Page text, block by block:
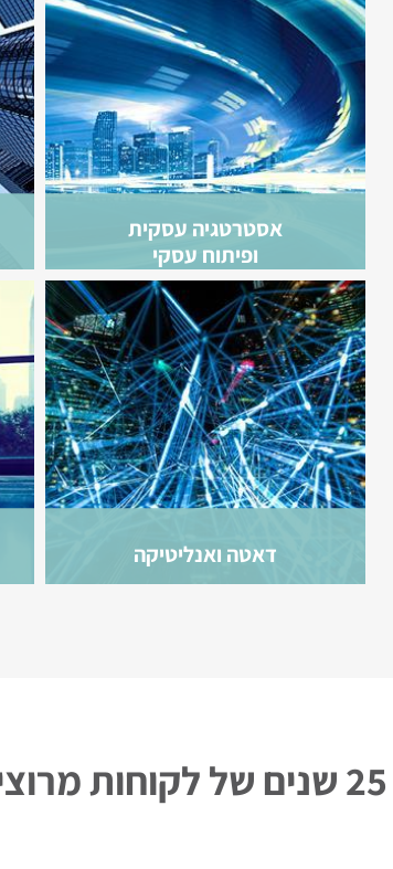
אסטרטגיה עסקית
ופיתוח עסקי
דאטה ואנליטיקה
25 שנים של לקוחות מרוצים: